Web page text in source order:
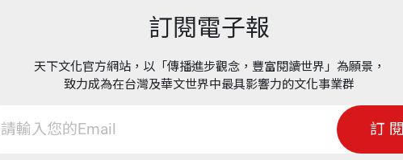
訂閱電子報
天下文化官方網站，以「傳播進步觀念，豐富閱讀世界」為願景，
致力成為在台灣及華文世界中最具影響力的文化事業群
訂閱